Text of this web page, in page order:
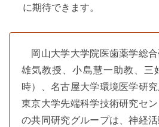
に期待できます。
岡山大学大学院医歯薬学総
雄気教授、小島慧一助教、三
時）、名古屋大学環境医学研究
東京大学先端科学技術研究セ
の共同研究グループは、神経